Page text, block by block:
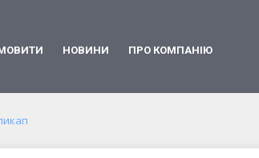
НОВИНИ ПРО КОМПАНІЮ